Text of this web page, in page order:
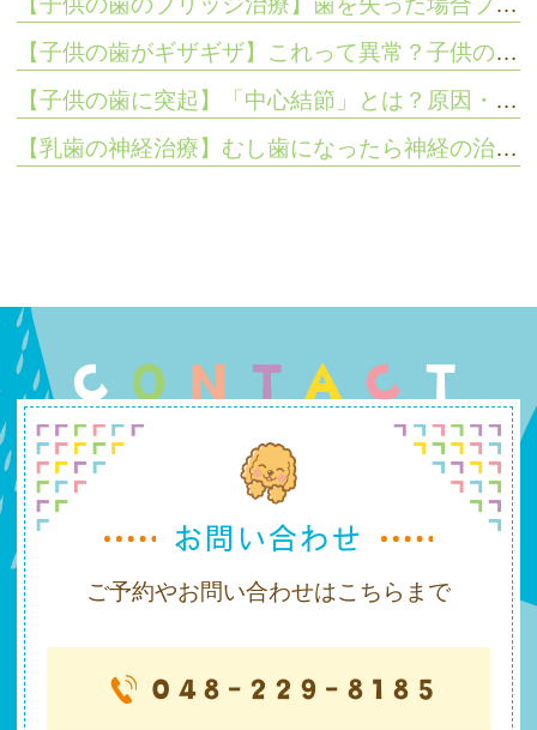
【子供の歯がギザギザ】これって異常？子供の歯の形態
【子供の歯に突起】「中心結節」とは？原因・症状・治療法
【乳歯の神経治療】むし歯になったら神経の治療は必要？
C O N T A C T
お問い合わせ
ご予約やお問い合わせはこちらまで
048-229-8185